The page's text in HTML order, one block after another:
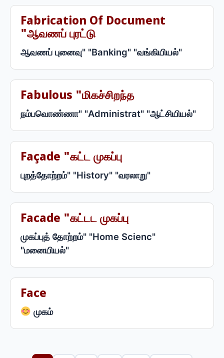
Fabrication Of Document
"ஆவணப் புரட்டு
ஆவணப் புனைவு" "Banking" "வங்கியியல்"
Fabulous "மிகச்சிறந்த
நம்பவொண்ணா" "Administrat" "ஆட்சியியல்"
Façade "கட்ட முகப்பு
புறத்தோற்றம்" "History" "வரலாறு"
Facade "கட்டட முகப்பு
முகப்புத் தோற்றம்" "Home Scienc"
"மனையியல்"
Face
முகம்